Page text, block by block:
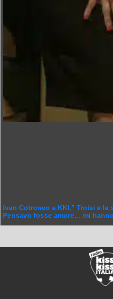
Ivan Cotroneo a KKI.” Troisi e
Pensavo fosse amore… mi